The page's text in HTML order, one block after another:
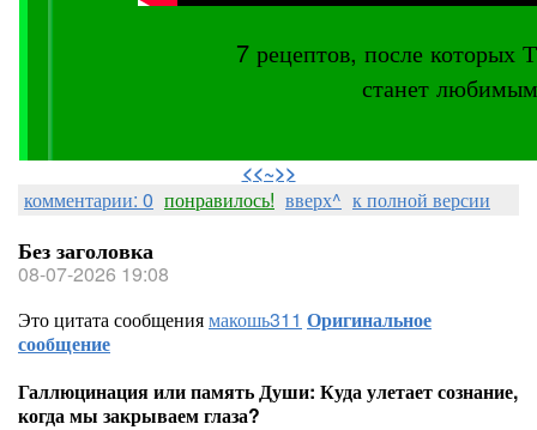
7 рецептов, после
станет
<<~>>
комментарии: 0 понравилось! вверх^ к полной версии
Без заголовка
08-07-2026 19:08
Это цитата сообщениямакошь311 Оригинальное
сообщение
Галлюцинация или память Души: Куда улетает сознание,
когда мы закрываем глаза?